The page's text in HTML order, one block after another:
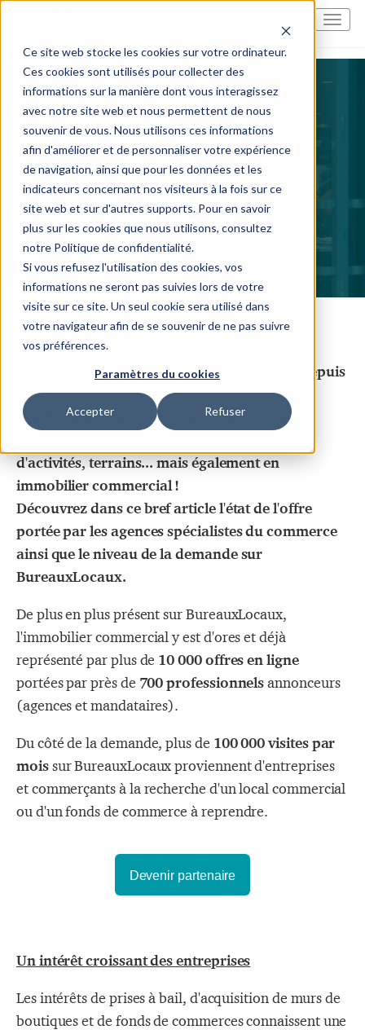
Ce site web stocke les cookies sur votre ordinateur.
Ces cookies sont utilisés pour collecter des
informations sur la manière dont vous interagissez
avec notre site web et nous permettent de nous
souvenir de vous. Nous utilisons ces informations
afin d'améliorer et de personnaliser votre expérience
de navigation, ainsi que pour les données et les
indicateurs concernant nos visiteurs à la fois sur ce
site web et sur d'autres supports. Pour en savoir
plus sur les cookies que nous utilisons, consultez
notre Politique de confidentialité.
Si vous refusez l'utilisation des cookies, vos
informations ne seront pas suivies lors de votre
visite sur ce site. Un seul cookie sera utilisé dans
votre navigateur afin de se souvenir de ne pas suivre
vos préférences.
Paramètres du cookies
Accepter Refuser
BureauxLocaux , un
acteur
incontournable de
l'immobilier
commercial
01 juin 2022
Plateforme spécialiste de l'immobilier
d'entreprise, BureauxLocaux accompagne depuis
sa création les commercialisateurs dans la
promotion de toutes leurs offres dédiées aux
d'activités, terrains... mais également en
immobilier commercial !
Découvrez dans ce bref article l'état de l'offre
portée par les agences spécialistes du commerce
ainsi que le niveau de la demande sur
BureauxLocaux.
De plus en plus présent sur BureauxLocaux,
l'immobilier commercial y est d'ores et déjà
représenté par plus de 10 000 offres en ligne
portées par près de 700 professionnelsannonceurs
(agences et mandataires).
Du côté de la demande, plus de 100 000 visites par
moissur BureauxLocaux proviennent d'entreprises
et commerçants à la recherche d'un local commercial
ou d'un fonds de commerce à reprendre.
Devenir partenaire
Un intérêt croissant des entreprises
Les intérêts de prises à bail, d'acquisition de murs de
boutiques et de fonds de commerces connaissent une